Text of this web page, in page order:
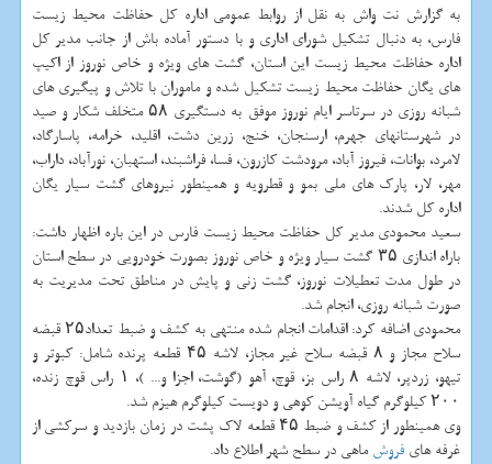
به گزارش نت واش به نقل از روابط عمومی اداره كل حفاظت محیط زیست
فارس، به دنبال تشكیل شورای اداری و با دستور آماده باش از جانب مدیر كل
اداره حفاظت محیط زیست این استان، گشت های ویژه و خاص نوروز از اكیپ
های یگان حفاظت محیط زیست تشكیل شده و ماموران با تلاش و پیگیری های
شبانه روزی در سرتاسر ایام نوروز موفق به دستگیری ۵۸ متخلف شكار و صید
در شهرستانهای جهرم، ارسنجان، خنج، زرین دشت، اقلید، خرامه، پاسارگاد،
لامرد، بوانات، فیروز آباد، مرودشت كازرون، فسا، فراشبند، استهبان، نورآباد، داراب،
مهر، لار، پارك های ملی بمو و قطرویه و همینطور نیروهای گشت سیار یگان
اداره كل شدند.
سعید محمودی مدیر كل حفاظت محیط زیست فارس در این باره اظهار داشت:
باراه اندازی ۳۵ گشت سیار ویژه و خاص نوروز بصورت خودرویی در سطح استان
در طول مدت تعطیلات نوروز، گشت زنی و پایش در مناطق تحت مدیریت به
صورت شبانه روزی، انجام شد.
محمودی اضافه كرد: اقدامات انجام شده منتهی به كشف و ضبط تعداد۲۵ قبضه
سلاح مجاز و ۸ قبضه سلاح غیر مجاز، لاشه ۴۵ قطعه پرنده شامل: كبوتر و
تیهو، زردپر، لاشه ۸ راس بز، قوچ، آهو (گوشت، اجزا و... )، ۱ راس قوچ زنده،
۲۰۰ كیلوگرم گیاه آویشن كوهی و دویست كیلوگرم هیزم شد.
وی همینطور از كشف و ضبط ۴۵ قطعه لاك پشت در زمان بازدید و سركشی از
غرفه های فروشماهی در سطح شهر اطلاع داد.